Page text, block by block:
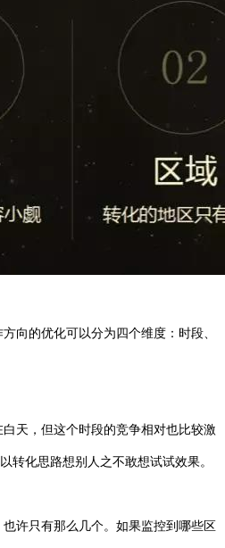
的优化可以分为四个维度：时段、
，但这个时段的竞争相对也比较激
转化思路想别人之不敢想试试效果。
只有那么几个。如果监控到哪些区